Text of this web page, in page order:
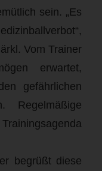
sein. „Es
Vom Trainer
erwartet,
gefährlichen
Regelmäßige
begrüßt diese